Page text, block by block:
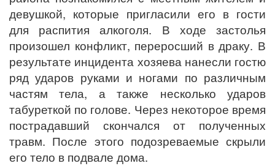
девушкой, которые пригласили его в гости
для распития алкоголя. В ходе застолья
произошел конфликт, переросший в драку. В
результате инцидента хозяева нанесли гостю
ряд ударов руками и ногами по различным
частям тела, а также несколько ударов
табуреткой по голове. Через некоторое время
пострадавший скончался от полученных
травм. После этого подозреваемые скрыли
его тело в подвале дома.